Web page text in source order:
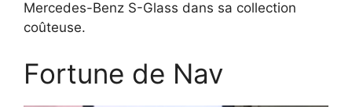
Mercedes-Benz S-Glass dans sa collection
coûteuse.
Fortune de Nav